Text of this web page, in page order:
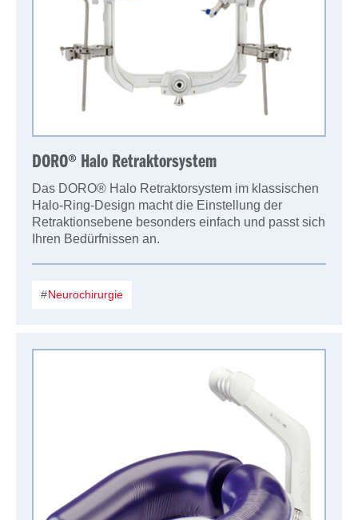
DORO® Halo Retraktorsystem
Das DORO® Halo Retraktorsystem im klassischen
Halo-Ring-Design macht die Einstellung der
Retraktionsebene besonders einfach und passt sich
Ihren Bedürfnissen an.
Neurochirurgie